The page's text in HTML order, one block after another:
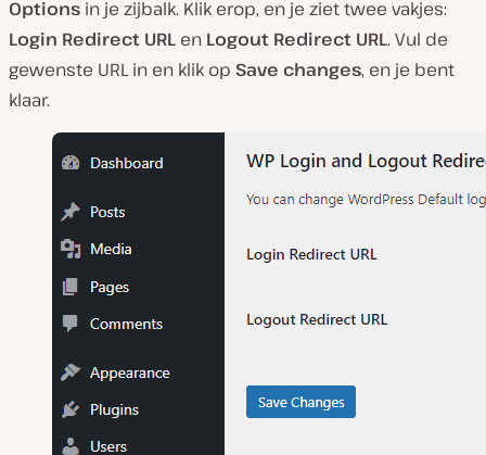
Options in je zijbalk. Klik erop, en je ziet twee vakjes:
Login Redirect URL en Logout Redirect URL. Vul de
gewenste URL in en klik op Save changes, en je bent
klaar.